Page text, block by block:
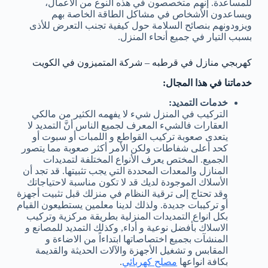
للمساعدة. إنهم متخصصون في هذه النوع من الأعمال،
ويساعدون الأشخاص في مشاكل الطاقة الخاصة بهم
ويزودونهم بنصائح السلامة حول كيفية تجنب التعرض للأذى
بسبب التيار في جميع أنحاء المنزل.
كهربجي منازل في قرطبه – شركة المتميزون في الكويت
خدماتنا في هذا المجال:
خدمات التمديد:
التركيب في المنزل شيء لا يفهمه الكثير من مالكي
العقارات فالشيء المعرف لجميع الناس أنَّ التمديد لا
يتعدى صعوبة تركيب القواطع و اللمبات أو سبوت أو
كحد أعلى شفاطات ولكن الأمر أكثر صعوبة مما يتصور
الجميع. المختص يعرف الأنواع المختلفة لتمديدات
المنازل والمعدات المحددة التي يجب تثبيتها. قد تجد أن
الأسلاك الموجودة لديك قد لا تكون مناسبة لاحتياجاتك
وقد تحتاج إلى ترقية النظام في منزلك قبل تثبيت أجهزة
أو تركيبات جديدة. ولذلك لدينا معلمين يستطيعون القيام
بكل انواع التمديدات المنزلية بطريقة مركزية وتركيب
الاسلاك بأفضل نوعية و أداء, وكذلك التمديد للمصانع و
المنشآت بجميع اختصاصاتها ابتداءاً من الاضاءة و
المقابس و تشغيل الأجهزة والآلات الحديثة والقديمة
بكافة انواعها مصلح كهربائي.